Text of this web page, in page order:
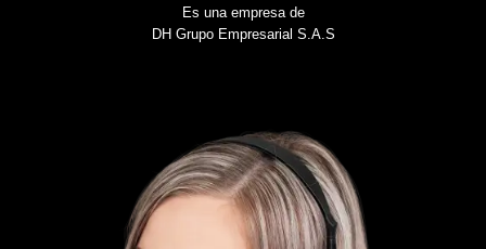
Es una empresa de
DH Grupo Empresarial S.A.S